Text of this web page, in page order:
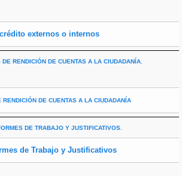
externos o internos
RENDICIÓN DE CUENTAS A LA CIUDADANÍA.
RENDICIÓN DE CUENTAS A LA CIUDADANÍA
DE TRABAJO Y JUSTIFICATIVOS.
de Trabajo y Justificativos